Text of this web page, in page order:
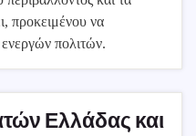
προκειμένου να
πολιτών.
Ελλάδας και